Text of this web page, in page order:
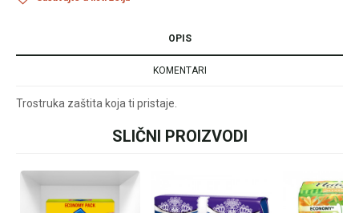
pišite nam:
customers@oazazdrav
OPIS
KOMENTARI
Trostruka zaštita koja ti pristaje.
Email
SLIČNI PROIZVODI